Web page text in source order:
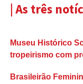
| As três
Museu Histórico
tropeirismo com
Brasileirão